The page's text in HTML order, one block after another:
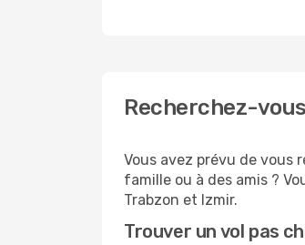
Recherchez-
Vous avez prévu de vous
famille ou à des amis ?
Trabzon et Izmir.
Trouver un vol pas